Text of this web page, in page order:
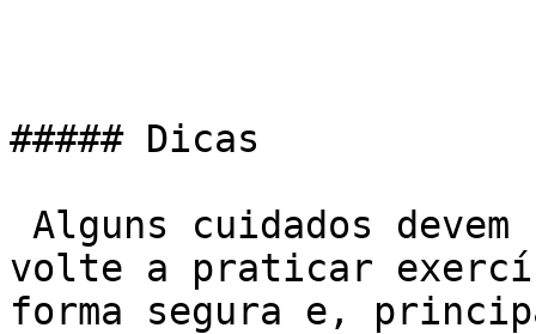
##### Dicas
volte a praticar
forma segura e,